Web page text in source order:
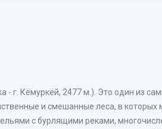
г. Кёмуркёй, 2477 м.). Это один из
и смешанные леса, в которых
с бурлящими реками,